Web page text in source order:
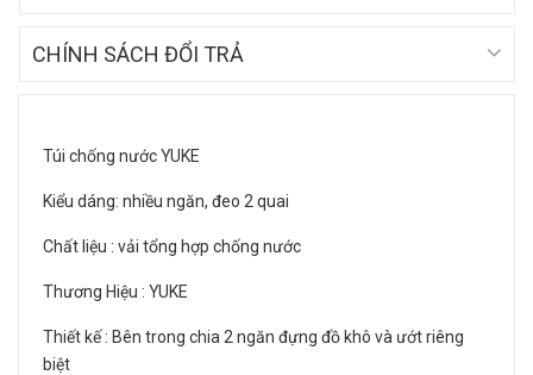
CHÍNH SÁCH ĐỔI TRẢ
Túi chống nước YUKE
Kiểu dáng: nhiều ngăn, đeo 2 quai
Chất liệu : vải tổng hợp chống nước
Thương Hiệu : YUKE
Thiết kế : Bên trong chia 2 ngăn đựng đồ khô và ướt riêng
biệt